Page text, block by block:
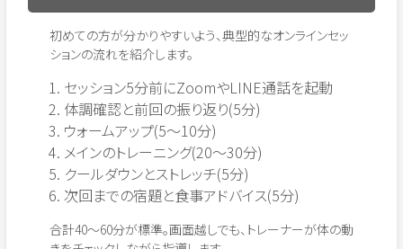
初めての方が分かりやすいよう、典型的なオンラインセッ
ションの流れを紹介します。
セッション5分前にZoomやLINE通話を起動
体調確認と前回の振り返り(5分)
ウォームアップ(5〜10分)
メインのトレーニング(20〜30分)
クールダウンとストレッチ(5分)
次回までの宿題と食事アドバイス(5分)
合計40〜60分が標準。画面越しでも、トレーナーが体の動